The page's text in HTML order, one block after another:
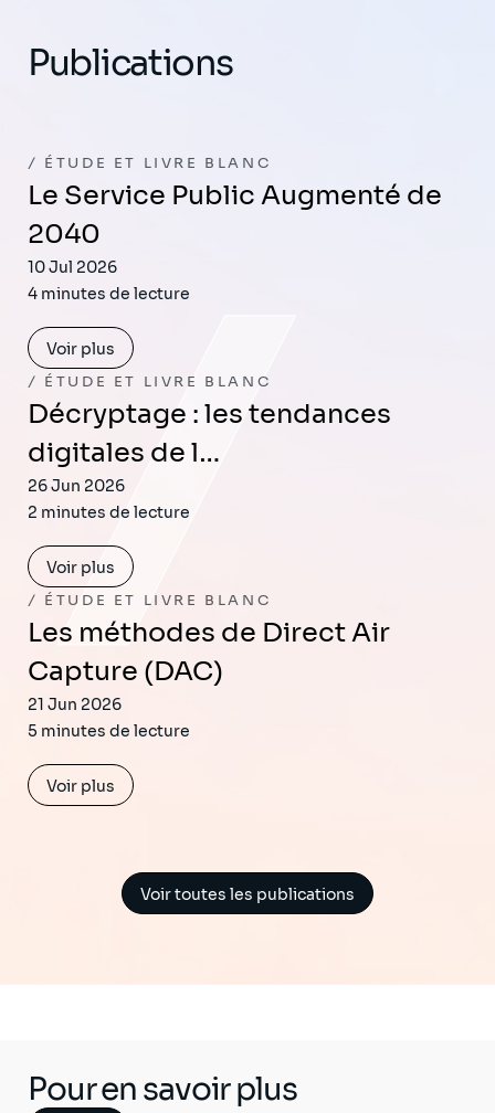
Publications
ÉTUDE ET LIVRE BLANC
Le Service Public Augmenté de
2040
10 Jul 2026
4 minutes de lecture
Voir plus
ÉTUDE ET LIVRE BLANC
Décryptage : les tendances
digitales de l…
26 Jun 2026
2 minutes de lecture
Voir plus
ÉTUDE ET LIVRE BLANC
Les méthodes de Direct Air
Capture (DAC)
21 Jun 2026
5 minutes de lecture
Voir plus
Voir toutes les publications
Pour en savoir plus